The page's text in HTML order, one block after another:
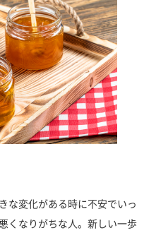
な変化がある時に不安でいっ
くなりがちな人。新しい一歩